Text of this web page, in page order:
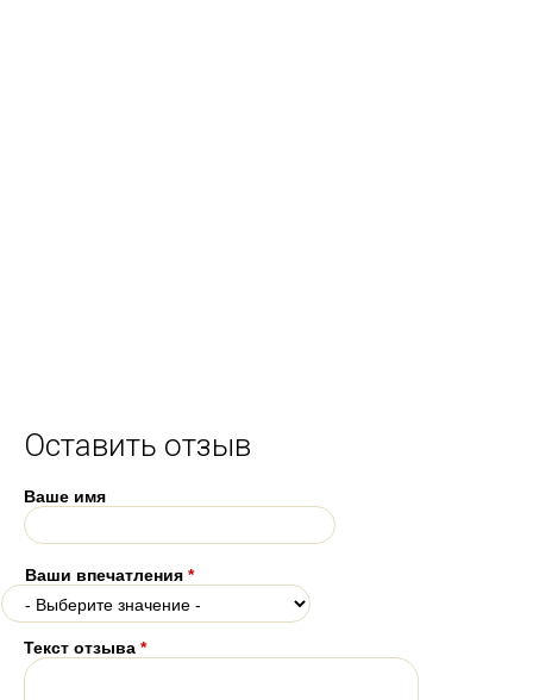
Оставить отзыв
Ваше имя
Ваши впечатления *
Текст отзыва *